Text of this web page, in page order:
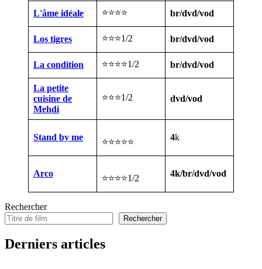
L'âme idéale ⭐⭐⭐⭐ br/dvd/vod
Los tigres ⭐⭐⭐1/2 br/dvd/vod
La condition ⭐⭐⭐⭐1/2 br/dvd/vod
La petite
cuisine de
Mehdi
⭐⭐⭐1/2 dvd/vod
Stand by me ⭐⭐⭐⭐⭐ 4k
Arco ⭐⭐⭐⭐1/2 4k/br/dvd/vod
Rechercher
Rechercher
Derniers articles